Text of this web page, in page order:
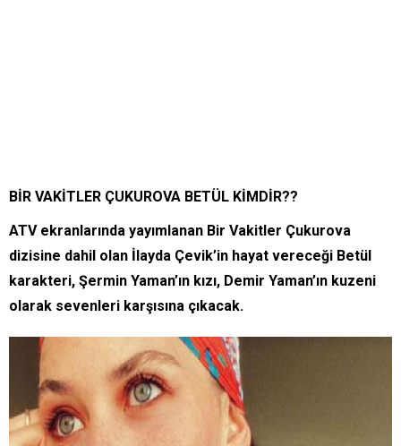
BİR VAKİTLER ÇUKUROVA BETÜL KİMDİR??
ATV ekranlarında yayımlanan Bir Vakitler Çukurova
dizisine dahil olan İlayda Çevik’in hayat vereceği Betül
karakteri, Şermin Yaman’ın kızı, Demir Yaman’ın kuzeni
olarak sevenleri karşısına çıkacak.